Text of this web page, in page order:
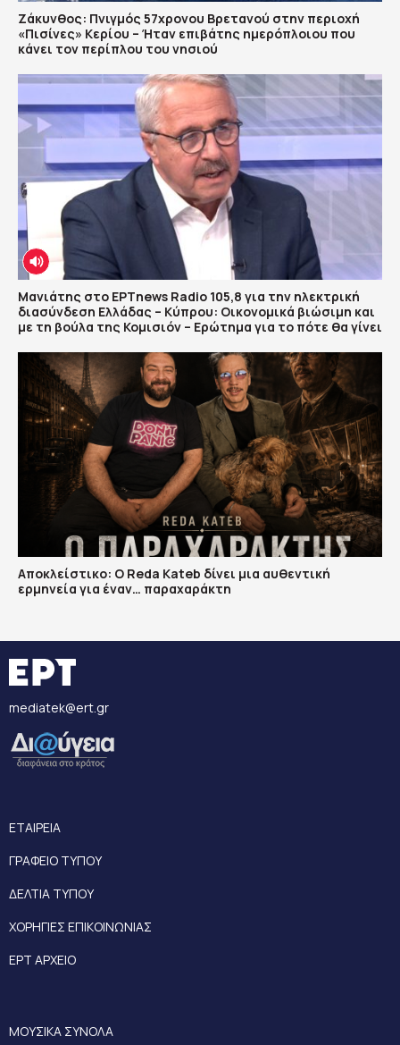
Ζάκυνθος: Πνιγμός 57χρονου Βρετανού στην περιοχή
«Πισίνες» Κερίου – Ήταν επιβάτης ημερόπλοιου που
κάνει τον περίπλου του νησιού
Μανιάτης στο ΕΡΤnews Radio 105,8 για την ηλεκτρική
διασύνδεση Ελλάδας – Κύπρου: Οικονομικά βιώσιμη και
με τη βούλα της Κομισιόν – Ερώτημα για το πότε θα γίνει
Αποκλείστικο: Ο Reda Kateb δίνει μια αυθεντική
ερμηνεία για έναν… παραχαράκτη
mediatek@ert.gr
ΕΤΑΙΡΕΙΑ
ΓΡΑΦΕΙΟ ΤΥΠΟΥ
ΔΕΛΤΙΑ ΤΥΠΟΥ
ΧΟΡΗΓΙΕΣ ΕΠΙΚΟΙΝΩΝΙΑΣ
ΕΡΤ ΑΡΧΕΙΟ
ΜΟΥΣΙΚΑ ΣΥΝΟΛΑ